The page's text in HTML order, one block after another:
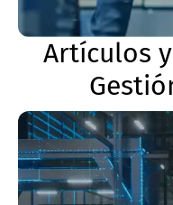
Artículos